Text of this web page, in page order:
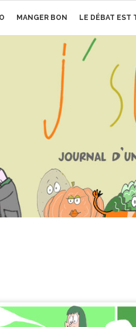
MANGER BON LE DÉBAT EST